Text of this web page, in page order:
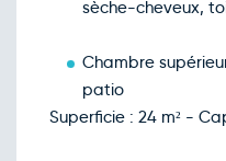
/
Ven.
289€
sèche-cheveux,
Chambre
patio
Superficie : 24 m² -